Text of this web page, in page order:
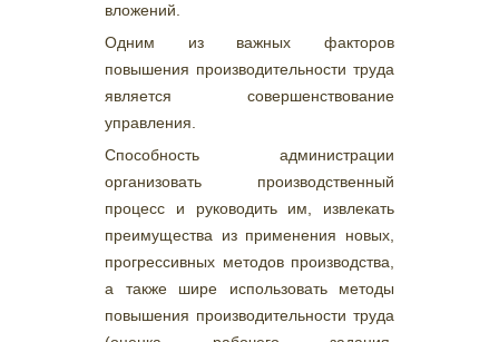
вложений.
Одним из важных факторов
повышения производительности труда
является совершенствование
управления.
Способность администрации
организовать производственный
процесс и руководить им, извлекать
преимущества из применения новых,
прогрессивных методов производства,
а также шире использовать методы
повышения производительности труда